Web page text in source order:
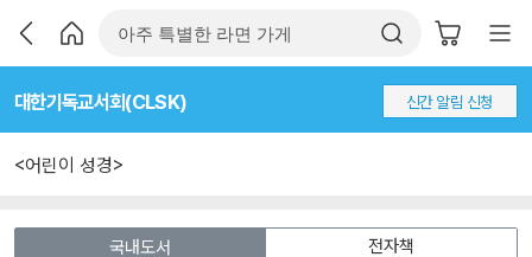
대한기독교서회(CLSK) 신간 알림 신청
<어린이 성경>
국내도서
전자책